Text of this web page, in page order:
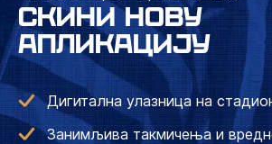
СКИНИ НОВУ
АПЛИКАЦИЈУ
Дигитална улазница на
Занимљива такмичења и